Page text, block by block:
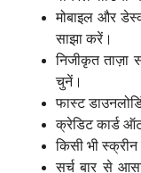
मोबाइल और
साझा करें।
निजीकृत ताज़ा
चुनें।
फास्ट
क्रेडिट कार्ड
किसी भी
सर्च बार से